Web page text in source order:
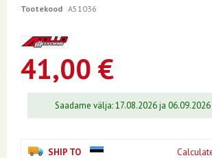
of
gallery
Tootekood A51036
41,00 €
Saadame välja: 17.08.2026 ja
SHIP TO